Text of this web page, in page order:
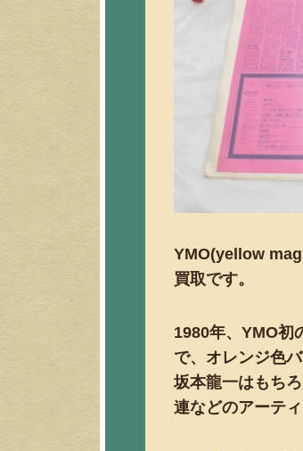
YMO(yellow
買取です。
1980年、YMO初
で、オレンジ色
坂本龍一はもち
連などのアーテ